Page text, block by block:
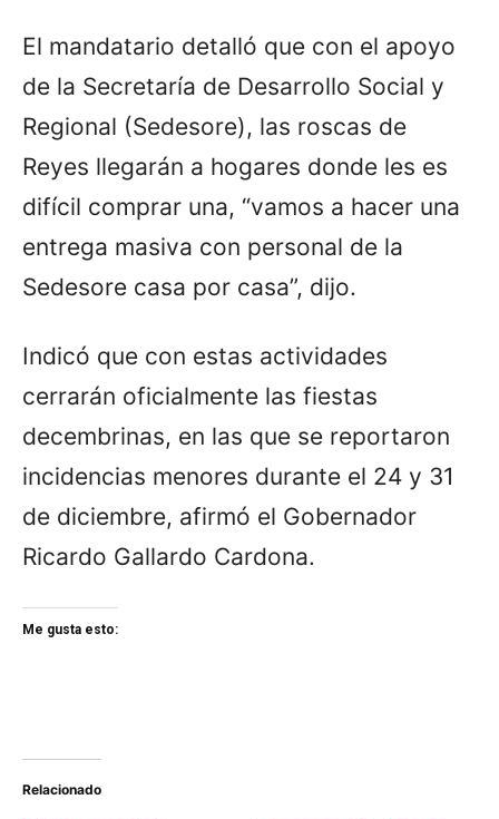
El mandatario detalló que con el apoyo
de la Secretaría de Desarrollo Social y
Regional (Sedesore), las roscas de
Reyes llegarán a hogares donde les es
difícil comprar una, “vamos a hacer una
entrega masiva con personal de la
Sedesore casa por casa”, dijo.
Indicó que con estas actividades
cerrarán oficialmente las fiestas
decembrinas, en las que se reportaron
incidencias menores durante el 24 y 31
de diciembre, afirmó el Gobernador
Ricardo Gallardo Cardona.
Me gusta esto:
Relacionado